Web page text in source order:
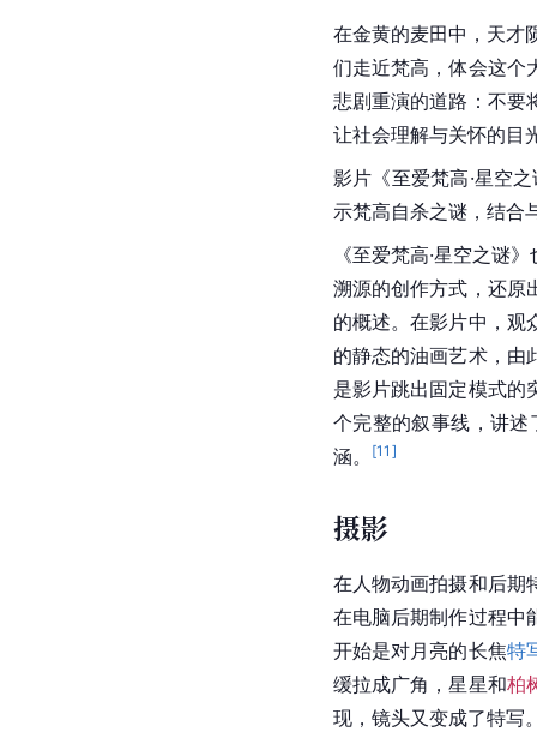
在金黄的麦田中，天才
们走近梵高 ，体会这
悲剧重演的道路：不要
让社会理解与关怀的目
影片《至爱梵高·星空
示梵高自杀之谜，结合
《至爱梵高·星空之谜
溯源的创作方式，还原
的概述。在影片中，观
的静态的油画艺术，由
是影片跳出固定模式的
个完整的叙事线，讲
涵。
[11 ]
摄影
在人物动画拍摄和后期
在电脑后期制作过程中
开始是对月亮的长焦特
缓拉成广角，星星和柏
现，镜头又变成了特写